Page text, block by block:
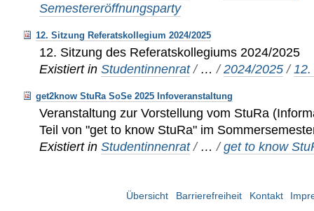
Semestereröffnungsparty
12. Sitzung Referatskollegium 2024/2025
12. Sitzung des Referatskollegiums 2024/2025
Existiert in Studentinnenrat / …/2024/2025 /
get2know StuRa SoSe 2025 Infoveranstaltung
Veranstaltung zur Vorstellung vom StuRa
Teil von "get to know StuRa" im
Existiert in Studentinnenrat / …/get to know
Übersicht Barrierefreiheit Kontakt